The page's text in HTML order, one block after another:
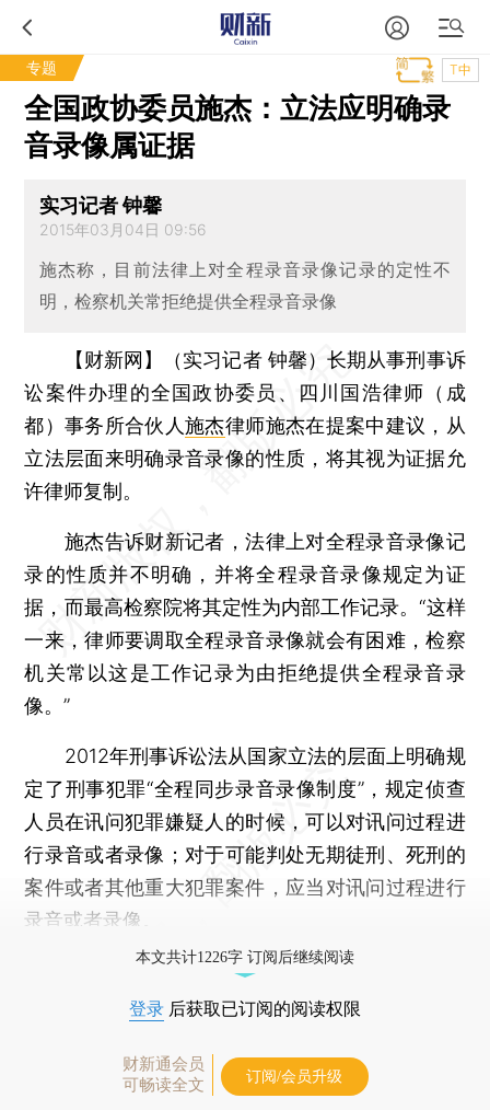
专题 T中
全国政协委员施杰：立法应明确录
音录像属证据
实习记者 钟馨
2015年03月04日 09:56
施杰称，目前法律上对全程录音录像记录的定性不
明，检察机关常拒绝提供全程录音录像
【财新网】（实习记者 钟馨）长期从事刑事诉
讼案件办理的全国政协委员、四川国浩律师（成
都）事务所合伙人施杰律师施杰在提案中建议，从
立法层面来明确录音录像的性质，将其视为证据允
许律师复制。
施杰告诉财新记者，法律上对全程录音录像记
录的性质并不明确，并将全程录音录像规定为证
据，而最高检察院将其定性为内部工作记录。“这样
一来，律师要调取全程录音录像就会有困难，检察
机关常以这是工作记录为由拒绝提供全程录音录
像。”
2012年刑事诉讼法从国家立法的层面上明确规
定了刑事犯罪“全程同步录音录像制度”，规定侦查
人员在讯问犯罪嫌疑人的时候，可以对讯问过程进
行录音或者录像；对于可能判处无期徒刑、死刑的
案件或者其他重大犯罪案件，应当对讯问过程进行
录音或者录像。
本文共计1226字 订阅后继续阅读
登录 后获取已订阅的阅读权限
财新通会员
可畅读全文
订阅/会员升级